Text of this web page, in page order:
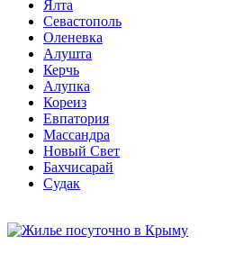
Ялта
Севастополь
Оленевка
Алушта
Керчь
Алупка
Кореиз
Евпатория
Массандра
Новый Свет
Бахчисарай
Судак